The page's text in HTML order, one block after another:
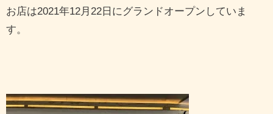
お店は2021年12月22日にグランドオープンしていま
す。